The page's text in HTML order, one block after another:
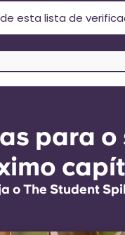
esta lista de
para o
o The Student